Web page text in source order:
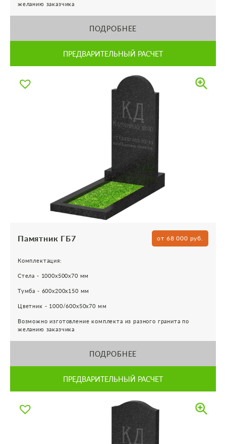
желанию заказчика
ПОДРОБНЕЕ
ПРЕДВАРИТЕЛЬНЫЙ РАСЧЕТ
Памятник ГБ7 от 68 000 руб.
Комплектация:
Стела - 1000х500х70 мм
Тумба - 600х200х150 мм
Цветник - 1000/600х50х70 мм
Возможно изготовление комплекта из разного гранита по
желанию заказчика
ПОДРОБНЕЕ
ПРЕДВАРИТЕЛЬНЫЙ РАСЧЕТ